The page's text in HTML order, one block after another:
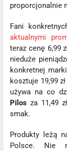
proporcjonalnie
Fani
aktualnymi
teraz cenę 6,99
nieduże
konkretnej
kosztuje 19,99
używa na co
Pilos za 11,49
smak.
Produkty leżą
Polsce. Nie